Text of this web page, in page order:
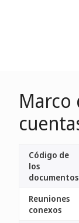
Marco
Código de
los
documentos
Reuniones
conexos